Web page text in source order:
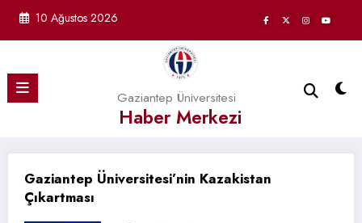
10 Ağustos 2026
Gaziantep Üniversitesi
Haber Merkezi
Gaziantep Üniversitesi’nin Kazakistan
Çıkartması